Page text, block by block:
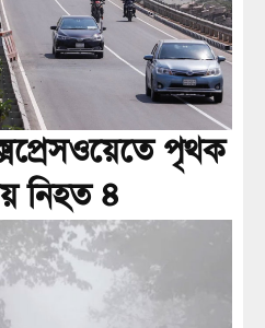
পৃথক
নিহত ৪